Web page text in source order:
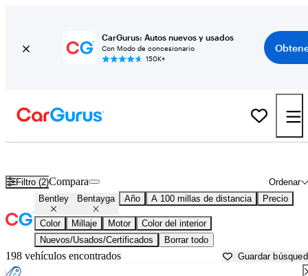
CarGurus: Autos nuevos y usados
Con Modo de concesionario
150K+
Filtro (2) Ordenar
Compara
Bentley Bentayga Año A 100 millas de distancia Precio
Color Millaje Motor
Color del interior
Nuevos/Usados/Certificados
Borrar todo
198 vehículos encontrados Guardar